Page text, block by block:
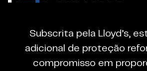
CFD
Subscrita pela Lloyd’s,
adicional de proteção
compromisso em